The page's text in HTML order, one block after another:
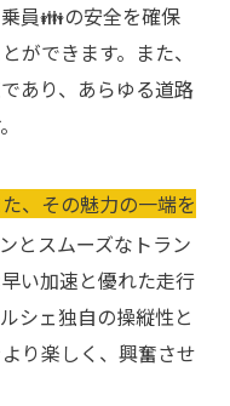
員👪の安全を確保
ができます。また、
あり、あらゆる道路
、その魅力の一端を
とスムーズなトラン
い加速と優れた走行
シェ独自の操縦性と
り楽しく、興奮させ